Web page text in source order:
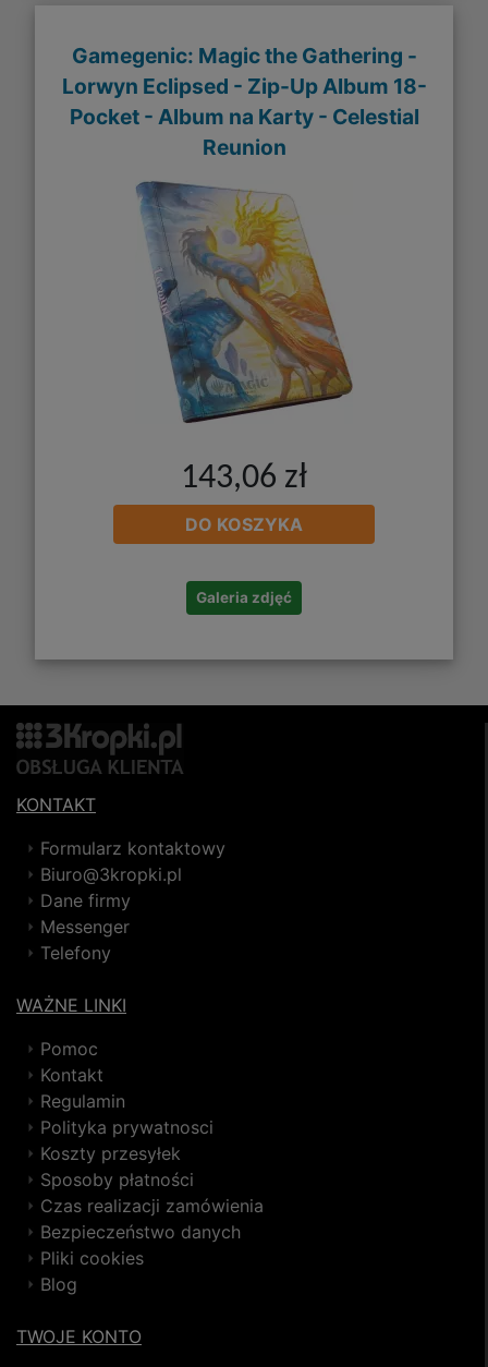
Gamegenic: Magic the Gathering -
Lorwyn Eclipsed - Zip-Up Album 18-
Pocket - Album na Karty - Celestial
Reunion
143,06 zł
DO KOSZYKA
Galeria zdjęć
KONTAKT
Formularz kontaktowy
Biuro@3kropki.pl
Dane firmy
Messenger
Telefony
WAŻNE LINKI
Pomoc
Kontakt
Regulamin
Polityka prywatnosci
Koszty przesyłek
Sposoby płatności
Czas realizacji zamówienia
Bezpieczeństwo danych
Pliki cookies
Blog
TWOJE KONTO